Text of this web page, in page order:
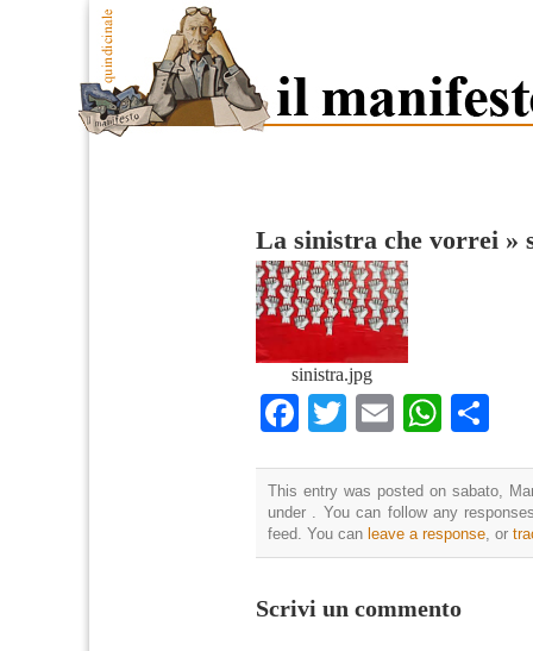
La sinistra che vorrei »
sinistra.jpg
Facebook
TwitterEmail
This entry was posted on sabato,
under . You can follow any
feed. You can leave a response , or
Scrivi un commento